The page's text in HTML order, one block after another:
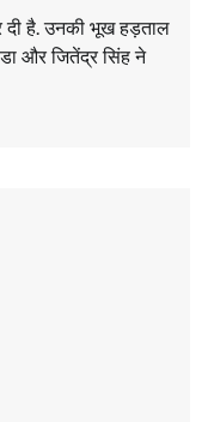
है. उनकी भूख हड़ताल
और जितेंद्र सिंह ने